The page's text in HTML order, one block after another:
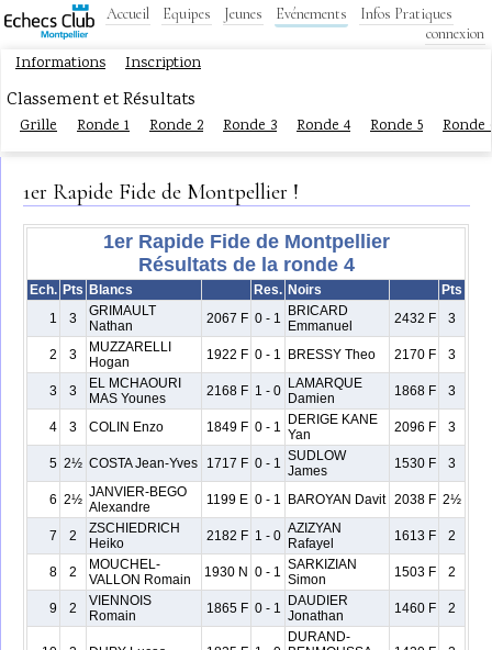
Accueil Equipes Jeunes Evénements
Infos Pratiques
connexion
Informations Inscription
Classement et Résultats
Grille Ronde 1 Ronde 2 Ronde 3 Ronde 4 Ronde 5 Ronde
1er Rapide Fide de Montpellier !
1er Rapide Fide de Montpellier
Résultats de la ronde 4
Ech. Pts Blancs Res. Noirs
Pts
1
3
GRIMAULT
Nathan
2067 F 0 - 1
BRICARD
Emmanuel
2432 F 3
2 3
MUZZARELLI
Hogan
1922 F 0 - 1 BRESSY Theo 2170 F 3
3 3
EL MCHAOURI
MAS Younes
2168 F 1 - 0 LAMARQUE
Damien
1868 F 3
4 3 COLIN Enzo 1849 F 0 - 1
DERIGE KANE
Yan
2096 F 3
5 2½ COSTA Jean-Yves 1717 F 0 - 1 SUDLOW
James
1530 F 3
6 2½ JANVIER-BEGO
Alexandre
1199 E 0 - 1 BAROYAN Davit 2038 F 2½
7 2
ZSCHIEDRICH
Heiko
2182 F 1 - 0 AZIZYAN
Rafayel
1613 F 2
8 2
MOUCHEL-
VALLON Romain
1930 N 0 - 1 SARKIZIAN
Simon
1503 F 2
9 2
VIENNOIS
Romain
1865 F 0 - 1
DAUDIER
Jonathan
1460 F 2
DURAND-